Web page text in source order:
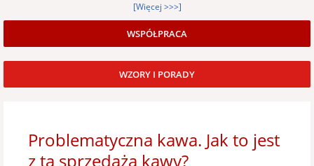
[Więcej >>>]
WSPÓŁPRACA
WZORY I PORADY
Problematyczna kawa. Jak to jest
z tą sprzedażą kawy?